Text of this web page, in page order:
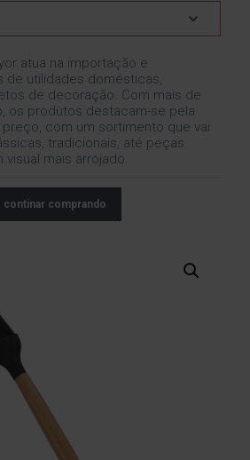
atua na importação e
de utilidades domésticas,
de decoração. Com mais de
os produtos destacam-se pela
com um sortimento que vai
tradicionais, até peças
mais arrojado.
continar comprando